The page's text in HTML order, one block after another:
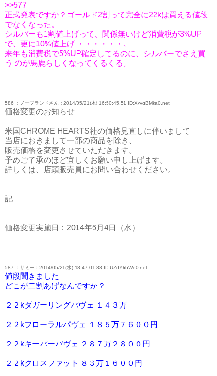
>>577
正式発表ですか？ゴールド2割って完全に22kは買える値段
でなくなった。
シルバーも1割値上げって、関係無いけど消費税が3%UP
で、更に10%値上げ ・・・・・・。
来年も消費税で5%UP確定してるのに、シルバーでさえ買
う のが馬鹿らしくなってくるくる。
586 ：ノーブランドさん：2014/05/21(水) 16:50:45.51 ID:XyygBMka0.net
価格変更のお知らせ
米国CHROME HEARTS社の価格見直しに伴いまして
当店におきまして一部の商品を除き、
販売価格を変更させていただきます。
予めご了承のほど宜しくお願い申し上げます。
詳しくは、店頭販売員にお問い合わせください。
記
価格変更実施日：2014年6月4日（水）
587 ：サミー：2014/05/21(水) 18:47:01.88 ID:UZdYhbWe0.net
値段聞きました
どこが二割あげなんですか？
２２kダガーリングパヴェ １４３万
２２kフローラルパヴェ １８５万７６００円
２２kキーパーパヴェ ２８７万２８００円
２２kクロスファット ８３万１６００円